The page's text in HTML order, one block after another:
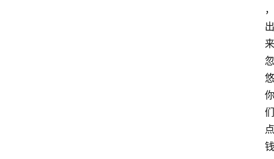
，
出
来
忽
悠
你
们
点
钱